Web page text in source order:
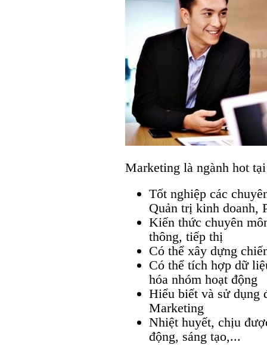
Marketing là ngành hot
Tốt nghiệp các
Quản trị kinh doanh,
Kiến thức chuyên
thông, tiếp thị
Có thể xây dựng
Có thể tích hợp dữ
hóa nhóm hoạt động
Hiểu biết và sử dụng
Marketing
Nhiệt huyết, chịu
động, sáng tạo,...